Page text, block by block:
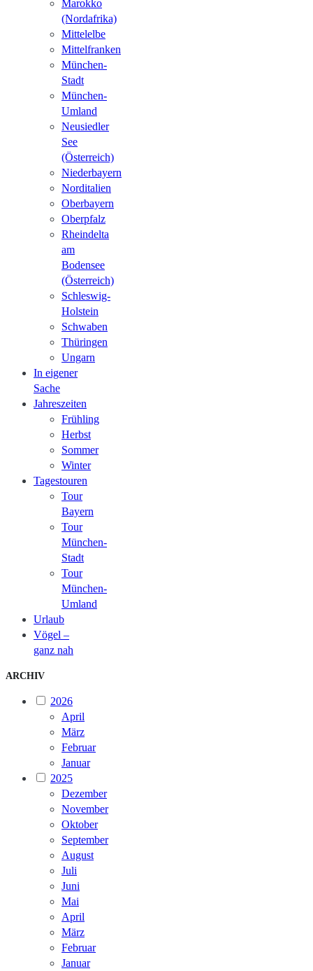
Marokko
(Nordafrika)
Mittelelbe
Mittelfranken
München-
Stadt
München-
Umland
Neusiedler
See
(Österreich)
Niederbayern
Norditalien
Oberbayern
Oberpfalz
Rheindelta
am
Bodensee
(Österreich)
Schleswig-
Holstein
Schwaben
Thüringen
Ungarn
In eigener
Sache
Jahreszeiten
Frühling
Herbst
Sommer
Winter
Tagestouren
Tour
Bayern
Tour
München-
Stadt
Tour
München-
Umland
Urlaub
Vögel –
ganz nah
ARCHIV
2026
April
März
Februar
Januar
2025
Dezember
November
Oktober
September
August
Juli
Juni
Mai
April
März
Februar
Januar